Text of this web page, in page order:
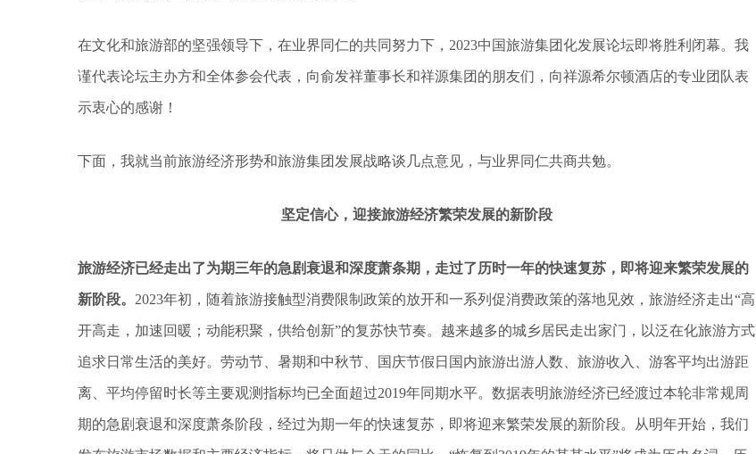
在文化和旅游部的坚强领导下，在业界同仁的共同努力下，2023中国旅游集团化发展论坛即将胜利闭幕。我
谨代表论坛主办方和全体参会代表，向俞发祥董事长和祥源集团的朋友们，向祥源希尔顿酒店的专业团队表
示衷心的感谢！
下面，我就当前旅游经济形势和旅游集团发展战略谈几点意见，与业界同仁共商共勉。
坚定信心，迎接旅游经济繁荣发展的新阶段
旅游经济已经走出了为期三年的急剧衰退和深度萧条期，走过了历时一年的快速复苏，即将迎来繁荣发展的
新阶段。 2023年初，随着旅游接触型消费限制政策的放开和一系列促消费政策的落地见效，旅游经济走出“高
开高走，加速回暖；动能积聚，供给创新”的复苏快节奏。越来越多的城乡居民走出家门，以泛在化旅游方式
追求日常生活的美好。劳动节、暑期和中秋节、国庆节假日国内旅游出游人数、旅游收入、游客平均出游距
离、平均停留时长等主要观测指标均已全面超过2019年同期水平。数据表明旅游经济已经渡过本轮非常规周
期的急剧衰退和深度萧条阶段，经过为期一年的快速复苏，即将迎来繁荣发展的新阶段。从明年开始，我们